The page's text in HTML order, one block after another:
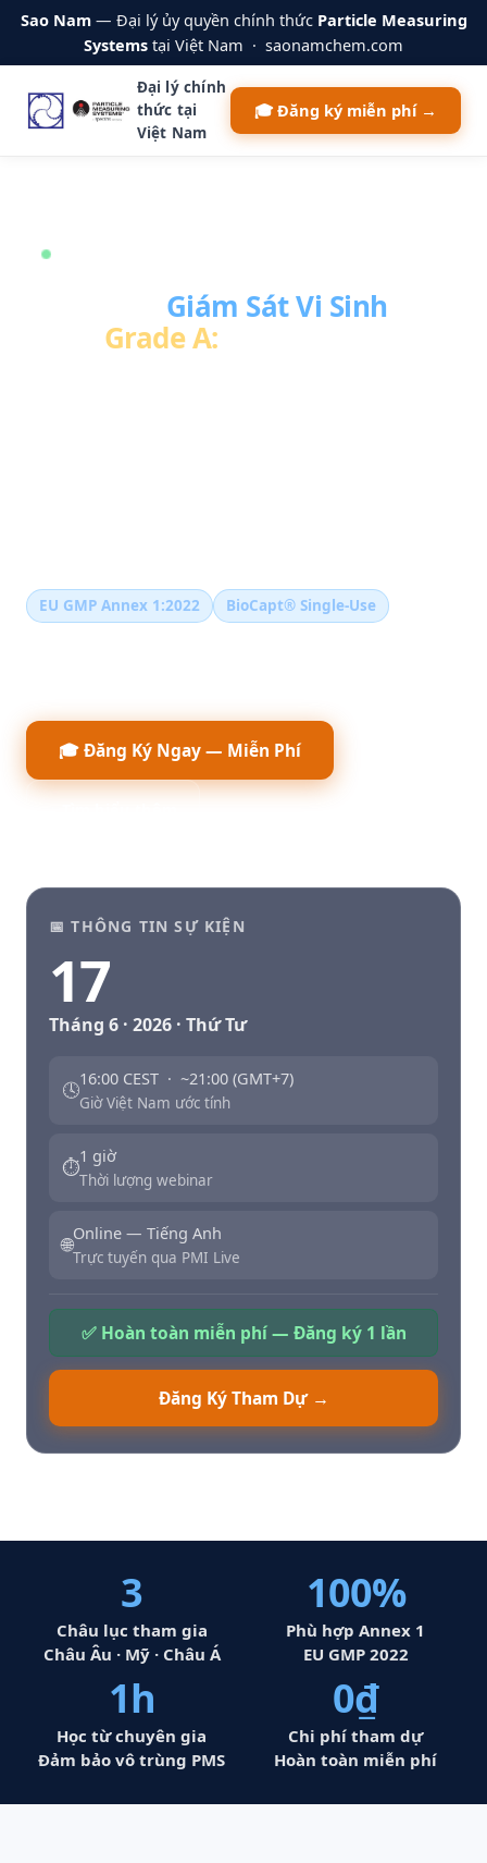
Sao Nam— Đại lý ủy quyền chính thức Particle Measuring
Systems tại Việt Nam · saonamchem.com
Đại lý chính
thức tại
Việt Nam
🎓 Đăng ký miễn phí →
WEBINAR TRỰC TUYẾN MIỄN PHÍ
Giám Sát Vi Sinh
Grade A:
EU GMP Annex 1:2022
BioCapt® Single-Use
🎓 Đăng Ký Ngay — Miễn Phí
📅 THÔNG TIN SỰ KIỆN
17
Tháng 6 · 2026 · Thứ Tư
🕓16:00 CEST · ~21:00 (GMT+7)
Giờ Việt Nam ước tính
⏱1 giờ
Thời lượng webinar
🌐Online — Tiếng Anh
Trực tuyến qua PMI Live
✅ Hoàn toàn miễn phí — Đăng ký 1 lần
Đăng Ký Tham Dự →
3
Châu lục tham gia
Châu Âu · Mỹ · Châu Á
100%
Phù hợp Annex 1
EU GMP 2022
1h
Học từ chuyên gia
Đảm bảo vô trùng PMS
0₫
Chi phí tham dự
Hoàn toàn miễn phí